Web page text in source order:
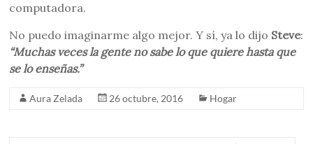
computadora.
No puedo imaginarme algo mejor. Y sí, ya lo dijo Steve:
“Muchas veces la gente no sabe lo que quiere hasta que
se lo enseñas.”
Aura Zelada 26 octubre, 2016 Hogar